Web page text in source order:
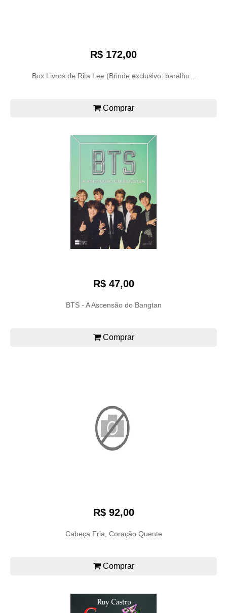
R$ 172,00
Box Livros de Rita Lee (Brinde exclusivo: baralho...
Comprar
R$ 47,00
BTS - A Ascensão do Bangtan
Comprar
R$ 92,00
Cabeça Fria, Coração Quente
Comprar